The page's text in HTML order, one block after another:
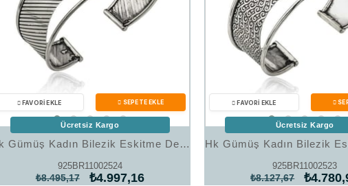
Hk Gümüş Kadın Bilezik Eskitme Desenli |Gümüş Takı Hediyelik Ürünler
925BR11002524
₺4.997,16
₺8.495,17
Ücretsiz Kargo
925BR11002523
₺8.127,67
Ücretsiz Kargo